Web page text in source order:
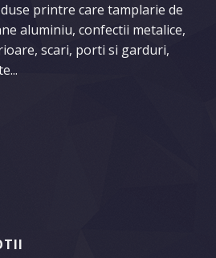
printre care tamplarie de
aluminiu, confectii metalice,
scari, porti si garduri,